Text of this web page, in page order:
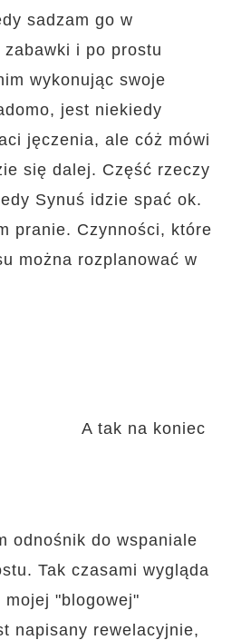
sadzam go w
zabawki i po prostu
wykonując swoje
jest niekiedy
jęczenia, ale cóż mówi
się dalej. Część rzeczy
Synuś idzie spać ok.
pranie. Czynności, które
można rozplanować w
A tak na koniec
odnośnik do wspaniale
Tak czasami wygląda
"blogowej"
napisany rewelacyjnie,